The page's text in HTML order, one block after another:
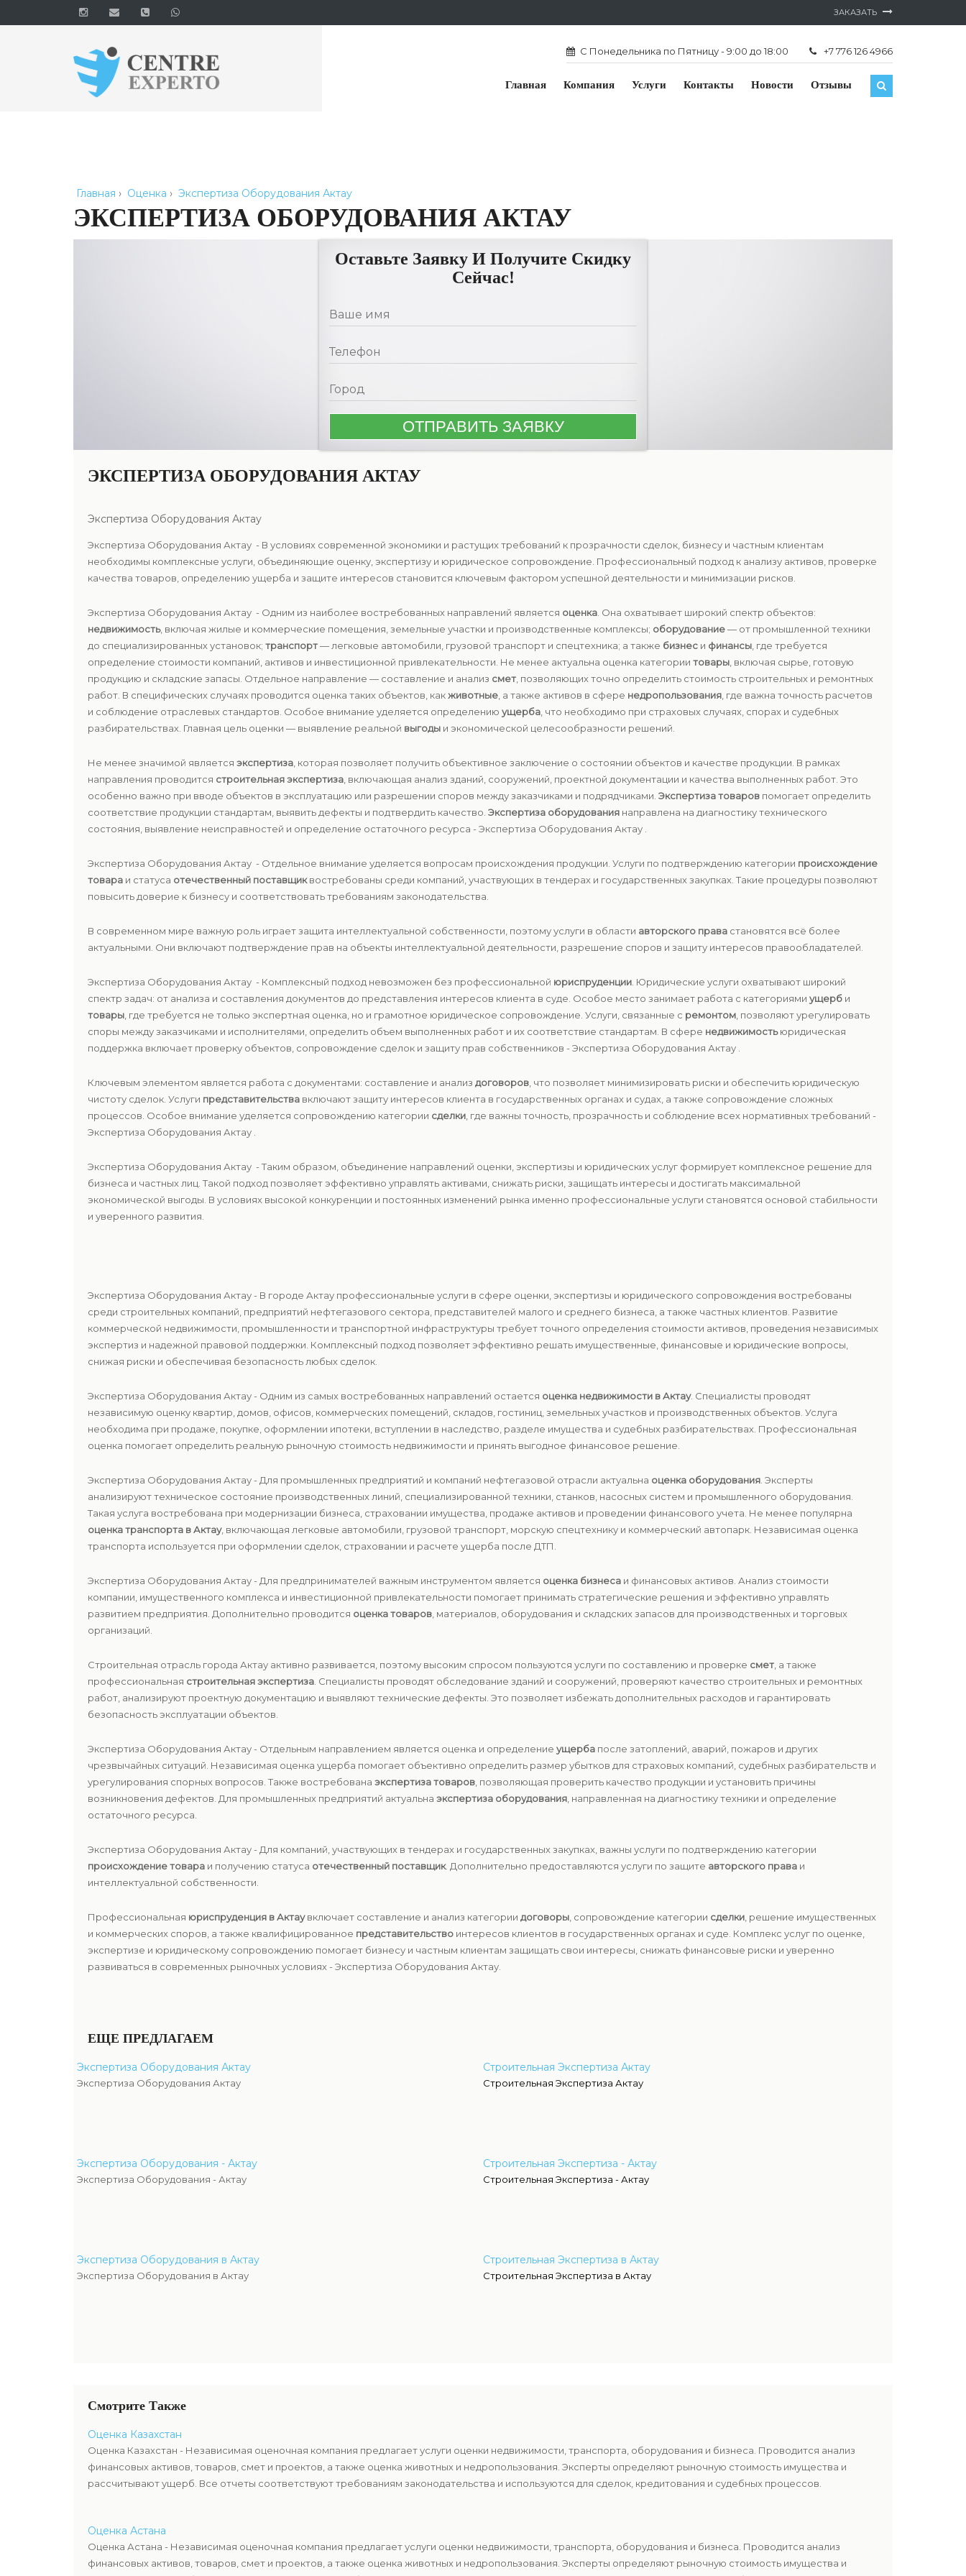
ЗАКАЗАТЬ
С Понедельника по Пятницу - 9:00 до 18:00 +7 776 126 4966
Главная Компания Услуги Контакты Новости Отзывы
Главная › Оценка › Экспертиза Оборудования Актау
ЭКСПЕРТИЗА ОБОРУДОВАНИЯ АКТАУ
Оставьте Заявку И Получите Скидку
Сейчас!
ЭКСПЕРТИЗА ОБОРУДОВАНИЯ АКТАУ
Экспертиза Оборудования Актау
Экспертиза Оборудования Актау - В условиях современной экономики и растущих требований к прозрачности сделок, бизнесу и частным клиентам
необходимы комплексные услуги, объединяющие оценку, экспертизу и юридическое сопровождение. Профессиональный подход к анализу активов, проверке
качества товаров, определению ущерба и защите интересов становится ключевым фактором успешной деятельности и минимизации рисков.
Экспертиза Оборудования Актау - Одним из наиболее востребованных направлений является оценка . Она охватывает широкий спектр объектов:
недвижимость, включая жилые и коммерческие помещения, земельные участки и производственные комплексы; оборудование— от промышленной техники
до специализированных установок; транспорт— легковые автомобили, грузовой транспорт и спецтехника; а также бизнес и финансы , где требуется
определение стоимости компаний, активов и инвестиционной привлекательности. Не менее актуальна оценка категории товары , включая сырье, готовую
продукцию и складские запасы. Отдельное направление — составление и анализ смет , позволяющих точно определить стоимость строительных и ремонтных
работ. В специфических случаях проводится оценка таких объектов, какживотные , а также активов в сфере недропользования , где важна точность расчетов
и соблюдение отраслевых стандартов. Особое внимание уделяется определению ущерба , что необходимо при страховых случаях, спорах и судебных
разбирательствах. Главная цель оценки — выявление реальной выгоды и экономической целесообразности решений.
Не менее значимой является экспертиза , которая позволяет получить объективное заключение о состоянии объектов и качестве продукции. В рамках
направления проводится строительная экспертиза , включающая анализ зданий, сооружений, проектной документации и качества выполненных работ. Это
особенно важно при вводе объектов в эксплуатацию или разрешении споров между заказчиками и подрядчиками. Экспертиза товаров помогает определить
соответствие продукции стандартам, выявить дефекты и подтвердить качество. Экспертиза оборудования направлена на диагностику технического
состояния, выявление неисправностей и определение остаточного ресурса - Экспертиза Оборудования Актау .
Экспертиза Оборудования Актау - Отдельное внимание уделяется вопросам происхождения продукции. Услуги по подтверждению категории происхождение
товара и статуса отечественный поставщиквостребованы среди компаний, участвующих в тендерах и государственных закупках. Такие процедуры позволяют
повысить доверие к бизнесу и соответствовать требованиям законодательства.
В современном мире важную роль играет защита интеллектуальной собственности, поэтому услуги в области авторского права становятся всё более
актуальными. Они включают подтверждение прав на объекты интеллектуальной деятельности, разрешение споров и защиту интересов правообладателей.
Экспертиза Оборудования Актау - Комплексный подход невозможен без профессиональной юриспруденции . Юридические услуги охватывают широкий
спектр задач: от анализа и составления документов до представления интересов клиента в суде. Особое место занимает работа с категориями ущерб и
товары , где требуется не только экспертная оценка, но и грамотное юридическое сопровождение. Услуги, связанные с ремонтом , позволяют урегулировать
споры между заказчиками и исполнителями, определить объем выполненных работ и их соответствие стандартам. В сфере недвижимостьюридическая
поддержка включает проверку объектов, сопровождение сделок и защиту прав собственников - Экспертиза Оборудования Актау .
Ключевым элементом является работа с документами: составление и анализ договоров , что позволяет минимизировать риски и обеспечить юридическую
чистоту сделок. Услуги представительства включают защиту интересов клиента в государственных органах и судах, а также сопровождение сложных
процессов. Особое внимание уделяется сопровождению категории сделки , где важны точность, прозрачность и соблюдение всех нормативных требований -
Экспертиза Оборудования Актау .
Экспертиза Оборудования Актау - Таким образом, объединение направлений оценки, экспертизы и юридических услуг формирует комплексное решение для
бизнеса и частных лиц. Такой подход позволяет эффективно управлять активами, снижать риски, защищать интересы и достигать максимальной
экономической выгоды. В условиях высокой конкуренции и постоянных изменений рынка именно профессиональные услуги становятся основой стабильности
и уверенного развития.
Экспертиза Оборудования Актау - В городе Актау профессиональные услуги в сфере оценки, экспертизы и юридического сопровождения востребованы
среди строительных компаний, предприятий нефтегазового сектора, представителей малого и среднего бизнеса, а также частных клиентов. Развитие
коммерческой недвижимости, промышленности и транспортной инфраструктуры требует точного определения стоимости активов, проведения независимых
экспертиз и надежной правовой поддержки. Комплексный подход позволяет эффективно решать имущественные, финансовые и юридические вопросы,
снижая риски и обеспечивая безопасность любых сделок.
Экспертиза Оборудования Актау - Одним из самых востребованных направлений остается оценка недвижимости в Актау. Специалисты проводят
независимую оценку квартир, домов, офисов, коммерческих помещений, складов, гостиниц, земельных участков и производственных объектов. Услуга
необходима при продаже, покупке, оформлении ипотеки, вступлении в наследство, разделе имущества и судебных разбирательствах. Профессиональная
оценка помогает определить реальную рыночную стоимость недвижимости и принять выгодное финансовое решение.
Экспертиза Оборудования Актау - Для промышленных предприятий и компаний нефтегазовой отрасли актуальна оценка оборудования . Эксперты
анализируют техническое состояние производственных линий, специализированной техники, станков, насосных систем и промышленного оборудования.
Такая услуга востребована при модернизации бизнеса, страховании имущества, продаже активов и проведении финансового учета. Не менее популярна
оценка транспорта в Актау, включающая легковые автомобили, грузовой транспорт, морскую спецтехнику и коммерческий автопарк. Независимая оценка
транспорта используется при оформлении сделок, страховании и расчете ущерба после ДТП.
Экспертиза Оборудования Актау - Для предпринимателей важным инструментом является оценка бизнеса и финансовых активов. Анализ стоимости
компании, имущественного комплекса и инвестиционной привлекательности помогает принимать стратегические решения и эффективно управлять
развитием предприятия. Дополнительно проводится оценка товаров , материалов, оборудования и складских запасов для производственных и торговых
организаций.
Строительная отрасль города Актау активно развивается, поэтому высоким спросом пользуются услуги по составлению и проверке смет , а также
профессиональная строительная экспертиза . Специалисты проводят обследование зданий и сооружений, проверяют качество строительных и ремонтных
работ, анализируют проектную документацию и выявляют технические дефекты. Это позволяет избежать дополнительных расходов и гарантировать
безопасность эксплуатации объектов.
Экспертиза Оборудования Актау - Отдельным направлением является оценка и определение ущерба после затоплений, аварий, пожаров и других
чрезвычайных ситуаций. Независимая оценка ущерба помогает объективно определить размер убытков для страховых компаний, судебных разбирательств и
урегулирования спорных вопросов. Также востребована экспертиза товаров , позволяющая проверить качество продукции и установить причины
возникновения дефектов. Для промышленных предприятий актуальна экспертиза оборудования , направленная на диагностику техники и определение
остаточного ресурса.
Экспертиза Оборудования Актау - Для компаний, участвующих в тендерах и государственных закупках, важны услуги по подтверждению категории
происхождение товара и получению статуса отечественный поставщик. Дополнительно предоставляются услуги по защите авторского права и
интеллектуальной собственности.
Профессиональная юриспруденция в Актаувключает составление и анализ категории договоры , сопровождение категории сделки , решение имущественных
и коммерческих споров, а также квалифицированное представительство интересов клиентов в государственных органах и суде. Комплекс услуг по оценке,
экспертизе и юридическому сопровождению помогает бизнесу и частным клиентам защищать свои интересы, снижать финансовые риски и уверенно
развиваться в современных рыночных условиях - Экспертиза Оборудования Актау.
ЕЩЕ ПРЕДЛАГАЕМ
Экспертиза Оборудования Актау
Экспертиза Оборудования Актау
Экспертиза Оборудования - Актау
Экспертиза Оборудования - Актау
Экспертиза Оборудования в Актау
Экспертиза Оборудования в Актау
Строительная Экспертиза Актау
Строительная Экспертиза Актау
Строительная Экспертиза - Актау
Строительная Экспертиза - Актау
Строительная Экспертиза в Актау
Строительная Экспертиза в Актау
Смотрите Также
Оценка Казахстан
Оценка Казахстан - Независимая оценочная компания предлагает услуги оценки недвижимости, транспорта, оборудования и бизнеса. Проводится анализ
финансовых активов, товаров, смет и проектов, а также оценка животных и недропользования. Эксперты определяют рыночную стоимость имущества и
рассчитывают ущерб. Все отчеты соответствуют требованиям законодательства и используются для сделок, кредитования и судебных процессов.
Оценка Астана
Оценка Астана - Независимая оценочная компания предлагает услуги оценки недвижимости, транспорта, оборудования и бизнеса. Проводится анализ
финансовых активов, товаров, смет и проектов, а также оценка животных и недропользования. Эксперты определяют рыночную стоимость имущества и